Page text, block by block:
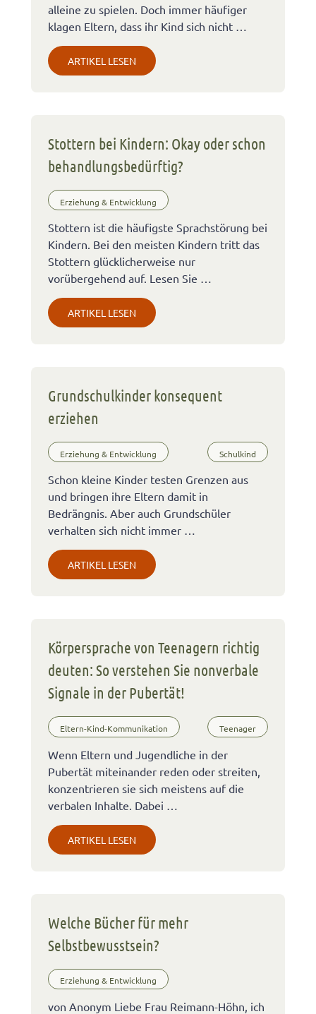
alleine zu spielen. Doch immer häufiger
klagen Eltern, dass ihr Kind sich nicht …
ARTIKEL LESEN
Stottern bei Kindern: Okay oder schon
behandlungsbedürftig?
Erziehung & Entwicklung
Stottern ist die häufigste Sprachstörung bei
Kindern. Bei den meisten Kindern tritt das
Stottern glücklicherweise nur
vorübergehend auf. Lesen Sie …
ARTIKEL LESEN
Grundschulkinder konsequent
erziehen
Erziehung & Entwicklung Schulkind
Schon kleine Kinder testen Grenzen aus
und bringen ihre Eltern damit in
Bedrängnis. Aber auch Grundschüler
verhalten sich nicht immer …
ARTIKEL LESEN
Körpersprache von Teenagern richtig
deuten: So verstehen Sie nonverbale
Signale in der Pubertät!
Eltern-Kind-Kommunikation Teenager
Wenn Eltern und Jugendliche in der
Pubertät miteinander reden oder streiten,
konzentrieren sie sich meistens auf die
verbalen Inhalte. Dabei …
ARTIKEL LESEN
Welche Bücher für mehr
Selbstbewusstsein?
Erziehung & Entwicklung
von Anonym Liebe Frau Reimann-Höhn, ich